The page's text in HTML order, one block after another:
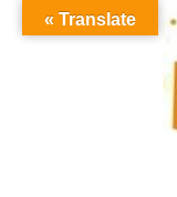
Translate »